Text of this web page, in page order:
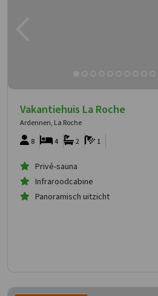
Vakantiehuis La Roche
Ardennen, La Roche
8
1
2
4
Privé-sauna
Infraroodcabine
Panoramisch uitzicht